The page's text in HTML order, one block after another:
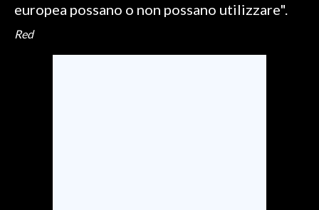
europea possano o non possano utilizzare".
Red